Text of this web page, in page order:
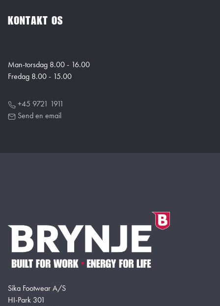
KONTAKT OS
Man-torsdag 8.00 - 16.00
Fredag 8.00 - 15.00
+45 9721 1911
Send en email
Sika Footwear A/S
HI-Park 301